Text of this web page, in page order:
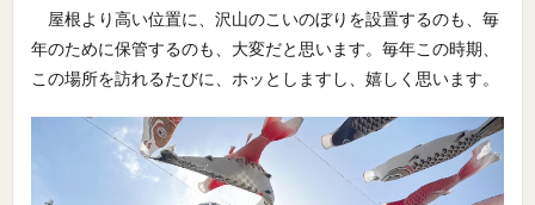
屋根より高い位置に、沢山のこいのぼりを設置するのも、毎
年のために保管するのも、大変だと思います。毎年この時期、
この場所を訪れるたびに、ホッとしますし、嬉しく思います。